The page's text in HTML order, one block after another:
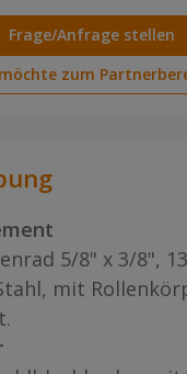
Frage/Anfrage stellen
zum
5/8" x 3/8",
mit